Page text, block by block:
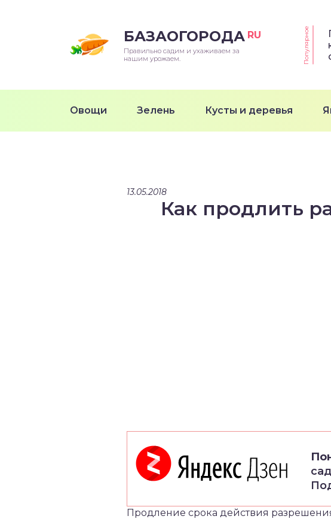
БАЗАОГОРОДА RU
Правильно садим и ухаживаем за
нашим урожаем.
Популярное
Овощи Зелень Кусты и деревья
13.05.2018
Как продлить
Продление срока действия